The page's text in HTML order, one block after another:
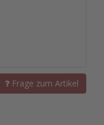
Frage zum Artikel